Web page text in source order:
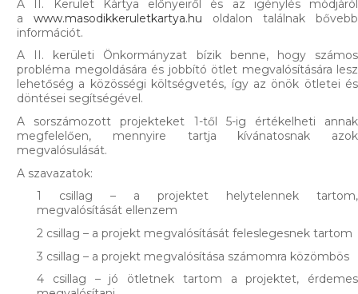
A II. Kerület Kártya előnyeiről és az igénylés módjáról
a www.masodikkeruletkartya.hu oldalon találnak bővebb
információt.
A II. kerületi Önkormányzat bízik benne, hogy számos
probléma megoldására és jobbító ötlet megvalósítására lesz
lehetőség a közösségi költségvetés, így az önök ötletei és
döntései segítségével.
A sorszámozott projekteket 1-től 5-ig értékelheti annak
megfelelően, mennyire tartja kívánatosnak azok
megvalósulását.
A szavazatok:
1 csillag – a projektet helytelennek tartom,
megvalósítását ellenzem
2 csillag – a projekt megvalósítását feleslegesnek tartom
3 csillag – a projekt megvalósítása számomra közömbös
4 csillag – jó ötletnek tartom a projektet, érdemes